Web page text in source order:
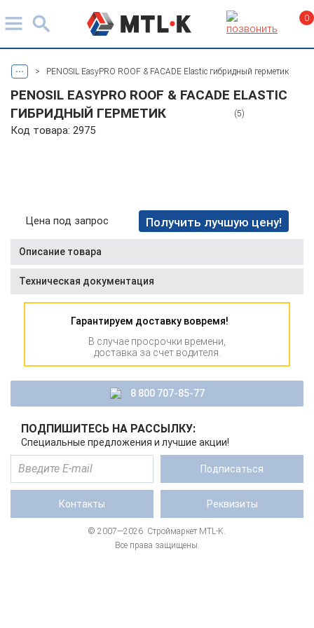
0
... > PENOSIL EasyPRO ROOF & FACADE Elastic гибридный герметик
PENOSIL EASYPRO ROOF & FACADE ELASTIC
ГИБРИДНЫЙ ГЕРМЕТИК
(5)
Код товара: 2975
Цена под запрос Получить лучшую цену!
Описание товара
Техническая документация
Гарантируем доставку вовремя!
В случае просрочки времени,
доставка за счет водителя.
8 800 707-85-77
ПОДПИШИТЕСЬ НА РАССЫЛКУ:
Специальные предложения и лучшие акции!
Подписаться
Контакты Реквизиты
© 2007—2026. Строймаркет MTL-K.
Все права защищены.